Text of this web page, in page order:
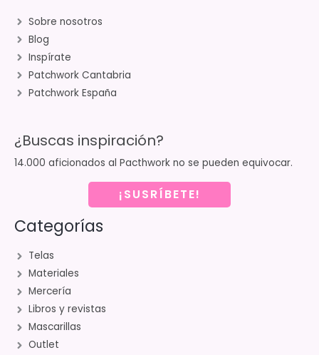
Sobre nosotros
Blog
Inspírate
Patchwork Cantabria
Patchwork España
¿Buscas inspiración?
14.000 aficionados al Pacthwork no se pueden equivocar.
¡SUSRÍBETE!
Categorías
Telas
Materiales
Mercería
Libros y revistas
Mascarillas
Outlet